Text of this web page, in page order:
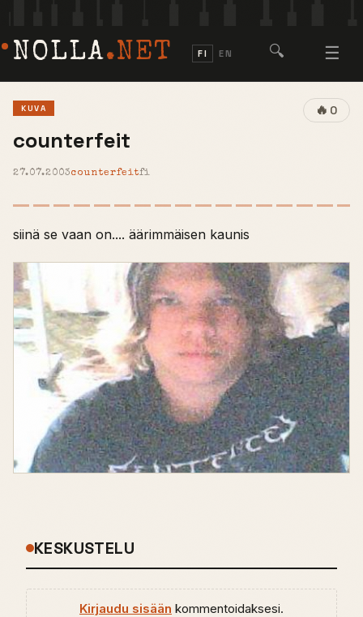
NOLLA.NET FI EN 🔍 ☰
🔥 0
KUVA
counterfeit
27.07.2003counterfeitfi
siinä se vaan on.... äärimmäisen kaunis
KESKUSTELU
Kirjaudu sisään kommentoidaksesi.